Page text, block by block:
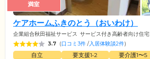
満室
ケアホームふきのとう（おいわけ）
企業組合秋田福祉サービス サービス付き高齢者向け住宅
3.7 (口コミ3件 /入居体験談2件)
自立 要支援1•2 要介護1〜5